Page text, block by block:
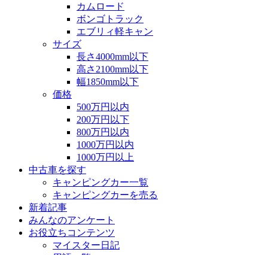
カムロード
ボンゴトラック
エブリィ軽キャン
サイズ
長さ4000mm以下
高さ2100mm以下
幅1850mm以下
価格
500万円以内
200万円以下
800万円以内
1000万円以内
1000万円以上
中古車を探す
キャンピングカー一覧
キャンピングカーを売る
新着記事
みんなのアンケート
お役立ちコンテンツ
マイスター日記